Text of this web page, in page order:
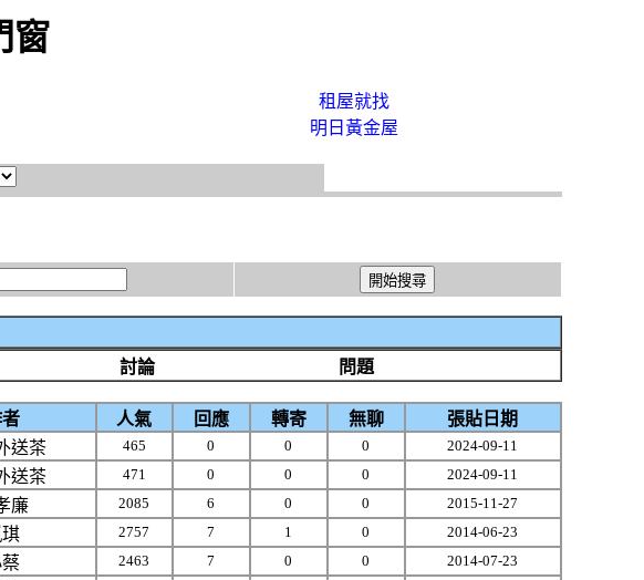
窗
租屋就找
明日黃金屋
討論 問題
人氣 回應 轉寄 無聊
張貼日期
送茶 465 0 0 0 2024-09-11
送茶 471 0 0 0 2024-09-11
廉 2085 6 0 0 2015-11-27
2757 7 1 0 2014-06-23
2463 7 0 0 2014-07-23